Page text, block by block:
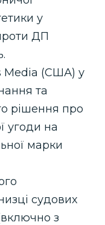
у
ДП
Media (США) у
та
рішення про
угоди на
марки
судових
з